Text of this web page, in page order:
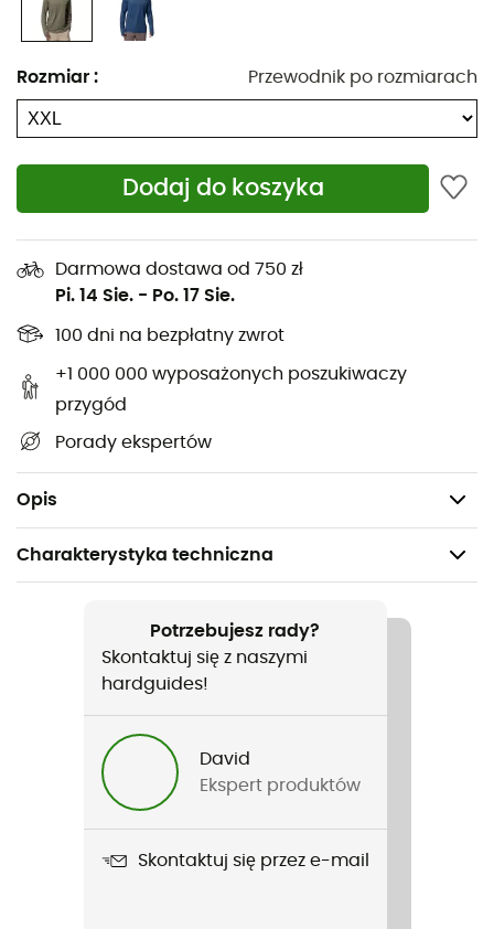
Rozmiar : Przewodnik po rozmiarach
Dodaj do koszyka
Darmowa dostawa od 750 zł
Pi. 14 Sie. - Po. 17 Sie.
100 dni na bezpłatny zwrot
+1 000 000 wyposażonych poszukiwaczy
przygód
Porady ekspertów
Opis
Magia na tym się nie kończy!
akcji, aby zoptymalizować odprowadzanie wilgoci.
skóry, przyspieszając jej odparowanie. Rezultat? Szybkie
schnięcie dla niezrównanego komfortu. Niezależnie od
tego, czy wspinasz się na szczyty, czy cieszysz się
spacerem po lesie, ten hoodie zapewnia, że ciepło nie
będzie przeszkodą.
Materiały: 100% poliester
Technologie: Omni-Freeze™ Zero dla aktywnego
utrzymania rękawów.
ochrony przed żywiołami.
Zastosowania: Marsz, Aktywności letnie
Charakterystyka techniczna
Turystyka piesza
Zero Rules Light Hoodie Tee
Potrzebujesz rady?
Skontaktuj się z naszymi
hardguides!
David
Ekspert produktów
Skontaktuj się przez e-mail